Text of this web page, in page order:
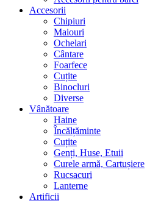
Accesorii
Chipiuri
Maiouri
Ochelari
Cântare
Foarfece
Cuțite
Binocluri
Diverse
Vânătoare
Haine
Încălțăminte
Cuțite
Genți, Huse, Etuii
Curele armă, Cartușiere
Rucsacuri
Lanterne
Artificii